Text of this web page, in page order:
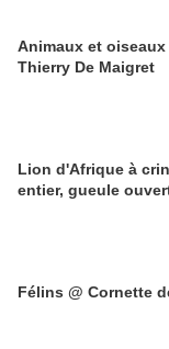
Animaux et
Thierry De Maigret
Lion d'Afrique à
entier, gueule
Félins @ Cornette